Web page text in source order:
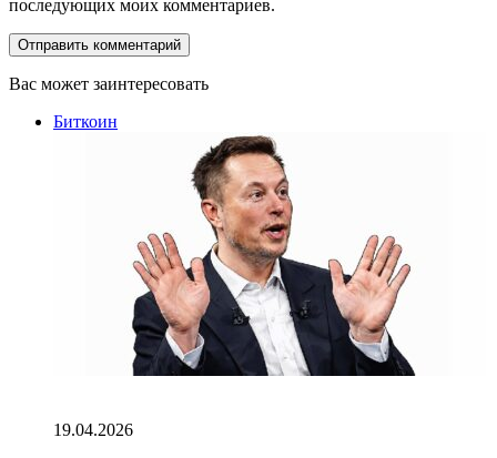
последующих моих комментариев.
Вас может заинтересовать
Биткоин
19.04.2026